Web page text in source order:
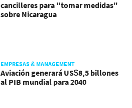
cancilleres para "tomar medidas"
sobre Nicaragua
EMPRESAS & MANAGEMENT
Aviación generará US$8,5 billones
al PIB mundial para 2040